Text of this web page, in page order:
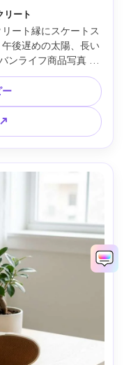
リート
ート縁にスケートス
後遅めの太陽、長い
ンライフ商品写真 --
ー